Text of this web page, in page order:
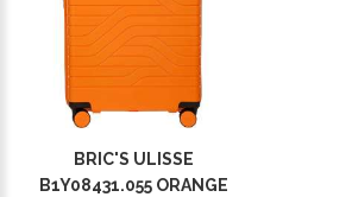
BRIC'S ULISSE
B1Y08431.055 ORANGE